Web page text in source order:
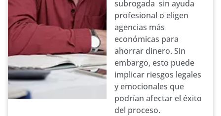
subrogada sin ayuda
profesional o eligen
agencias más
económicas para
ahorrar dinero. Sin
embargo, esto puede
implicar riesgos legales
y emocionales que
podrían afectar el éxito
del proceso.